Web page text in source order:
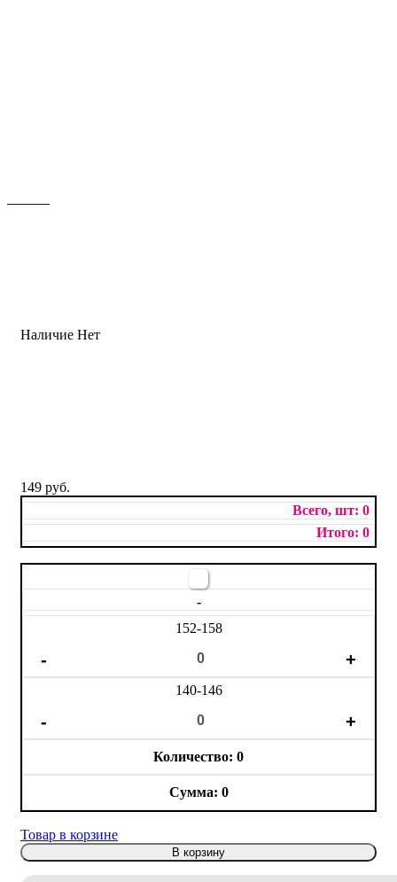
Наличие Нет
149 руб.
0
0
-
152-158
140-146
0
0
Товар в корзине
В корзину